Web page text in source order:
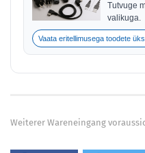
Tutvuge
valikuga.
Vaata eritellimusega toodete
Weiterer Wareneingang